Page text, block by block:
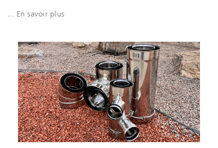
... En savoir plus